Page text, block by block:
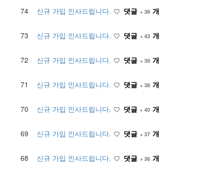
74 신규 가입 인사드립니다. 댓글 + 38 개
73 신규 가입 인사드립니다. 댓글 + 43 개
72 신규 가입 인사드립니다. 댓글 + 39 개
71 신규 가입 인사드립니다. 댓글 + 38 개
70 신규 가입 인사드립니다. 댓글 + 40 개
69 신규 가입 인사드립니다. 댓글 + 37 개
68 신규 가입 인사드립니다. 댓글 + 36 개